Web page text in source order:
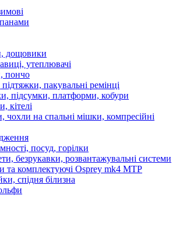
дощовики
утеплювачі
пончо
пакувальні ремінці
підсумки, платформи, кобури
кітелі
чохли на спальні мішки, компресійні
посуд, горілки
безрукавки, розвантажувальні системи
та комплектуючі Osprey mk4 MTP
спідня білизна